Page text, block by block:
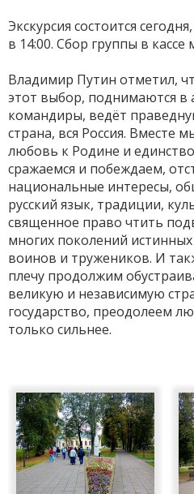
Экскурсия состоится
в 14:00. Сбор группы в
Владимир Путин отметил,
этот выбор, поднимаются в
командиры, ведёт
страна, вся Россия.
любовь к Родине и
сражаемся и побеждаем,
национальные интересы,
русский язык, традиции,
священное право чтить
многих поколений
воинов и тружеников. И
плечу продолжим
великую и независимую
государство, преодолеем
только сильнее.